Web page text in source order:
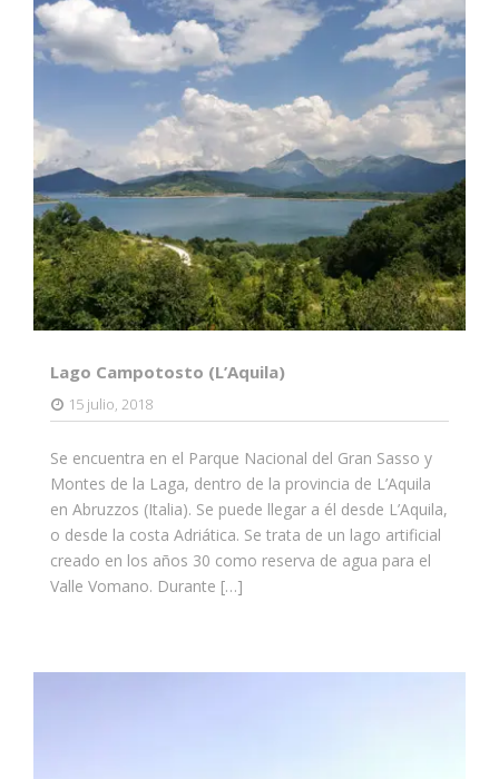
Lago Campotosto (L’Aquila)
15 julio, 2018
Se encuentra en el Parque Nacional del Gran Sasso y
Montes de la Laga, dentro de la provincia de L’Aquila
en Abruzzos (Italia). Se puede llegar a él desde L’Aquila,
o desde la costa Adriática. Se trata de un lago artificial
creado en los años 30 como reserva de agua para el
Valle Vomano. Durante […]